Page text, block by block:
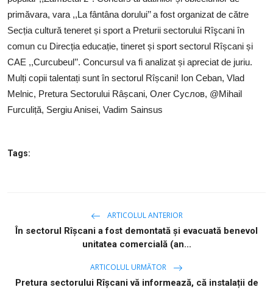
primăvara, vara ,,La fântâna dorului’’ a fost organizat de către
Secția cultură teneret și sport a Preturii sectorului Rîşcani în
comun cu Direcția educație, tineret și sport sectorul Rîșcani și
CAE ,,Curcubeul’’. Concursul va fi analizat și apreciat de juriu.
Mulți copii talentați sunt în sectorul Rîșcani! Ion Ceban, Vlad
Melnic, Pretura Sectorului Râșcani, Олег Суслов, @Mihail
Furculiță, Sergiu Anisei, Vadim Sainsus
Tags:
ARTICOLUL ANTERIOR
În sectorul Rîșcani a fost demontată și evacuată benevol
unitatea comercială (an...
ARTICOLUL URMĂTOR
Pretura sectorului Rîșcani vă informează, că instalații de